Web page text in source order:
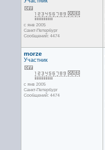
с янв 2005
Санкт-Петербург
Сообщений: 4474
morze
Участник
с янв 2005
Санкт-Петербург
Сообщений: 4474